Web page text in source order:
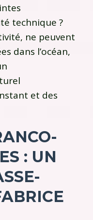
technique ?
ne peuvent
dans l’océan,
et des
: UN